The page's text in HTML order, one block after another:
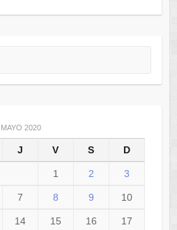
MAYO 2020
J V S D
1 2 3
7 8 9 10
14 15 16 17